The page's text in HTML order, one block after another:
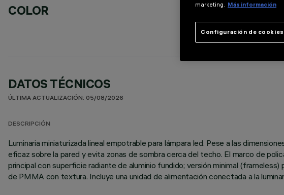
COLOR
DATOS TÉCNICOS
ÚLTIMA ACTUALIZACIÓN: 05/08/2026
DESCRIPCIÓN
Luminaria miniaturizada lineal empotrable para lámpara led. Pese a las
eficaz sobre la pared y evita zonas de sombra cerca del techo. El marco de
principal con superficie radiante de aluminio fundido; versión minimal
de PMMA con textura. Incluye una unidad de alimentación conectada a la
marketing. Más información
Configuración de cookies